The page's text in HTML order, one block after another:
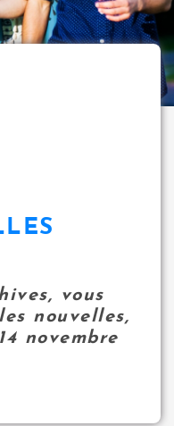
vous
nouvelles,
novembre